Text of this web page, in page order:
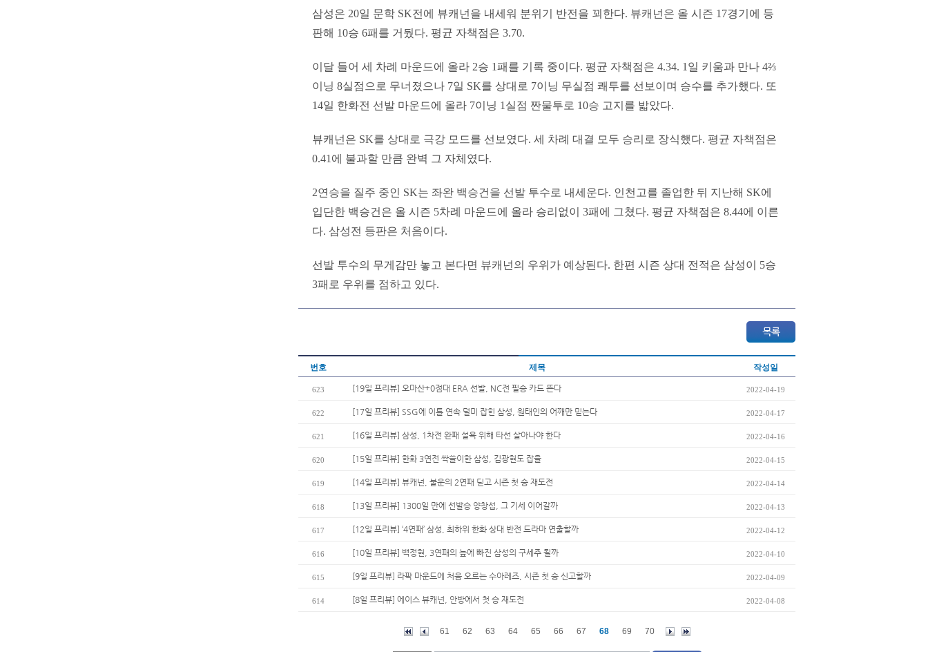
삼성은 20일 문학 SK전에 뷰캐넌을 내세워 분위기 반전을 꾀한다. 뷰캐넌은 올 시즌 17경기에 등
판해 10승 6패를 거뒀다. 평균 자책점은 3.70.
이달 들어 세 차례 마운드에 올라 2승 1패를 기록 중이다. 평균 자책점은 4.34. 1일 키움과 만나 4⅔
이닝 8실점으로 무너졌으나 7일 SK를 상대로 7이닝 무실점 쾌투를 선보이며 승수를 추가했다. 또
14일 한화전 선발 마운드에 올라 7이닝 1실점 짠물투로 10승 고지를 밟았다.
뷰캐넌은 SK를 상대로 극강 모드를 선보였다. 세 차례 대결 모두 승리로 장식했다. 평균 자책점은
0.41에 불과할 만큼 완벽 그 자체였다.
2연승을 질주 중인 SK는 좌완 백승건을 선발 투수로 내세운다. 인천고를 졸업한 뒤 지난해 SK에
입단한 백승건은 올 시즌 5차례 마운드에 올라 승리없이 3패에 그쳤다. 평균 자책점은 8.44에 이른
다. 삼성전 등판은 처음이다.
선발 투수의 무게감만 놓고 본다면 뷰캐넌의 우위가 예상된다. 한편 시즌 상대 전적은 삼성이 5승
3패로 우위를 점하고 있다.
번호 제목 작성일
623 [19일 프리뷰] 오마산+0점대 ERA 선발, NC전 필승 카드 뜬다 2022-04-19
622 [17일 프리뷰] SSG에 이틀 연속 덜미 잡힌 삼성, 원태인의 어깨만 믿는다 2022-04-17
621 [16일 프리뷰] 삼성, 1차전 완패 설욕 위해 타선 살아나야 한다 2022-04-16
620 [15일 프리뷰] 한화 3연전 싹쓸이한 삼성, 김광현도 잡을 2022-04-15
619 [14일 프리뷰] 뷰캐넌, 불운의 2연패 딛고 시즌 첫 승 재도전 2022-04-14
618 [13일 프리뷰] 1300일 만에 선발승 양창섭, 그 기세 이어갈까 2022-04-13
617 [12일 프리뷰] ‘4연패’ 삼성, 최하위 한화 상대 반전 드라마 연출할까 2022-04-12
616 [10일 프리뷰] 백정현, 3연패의 늪에 빠진 삼성의 구세주 될까 2022-04-10
615 [9일 프리뷰] 라팍 마운드에 처음 오르는 수아레즈, 시즌 첫 승 신고할까 2022-04-09
614 [8일 프리뷰] 에이스 뷰캐넌, 안방에서 첫 승 재도전 2022-04-08
61 62 63 64 65 66 67 68 69 70